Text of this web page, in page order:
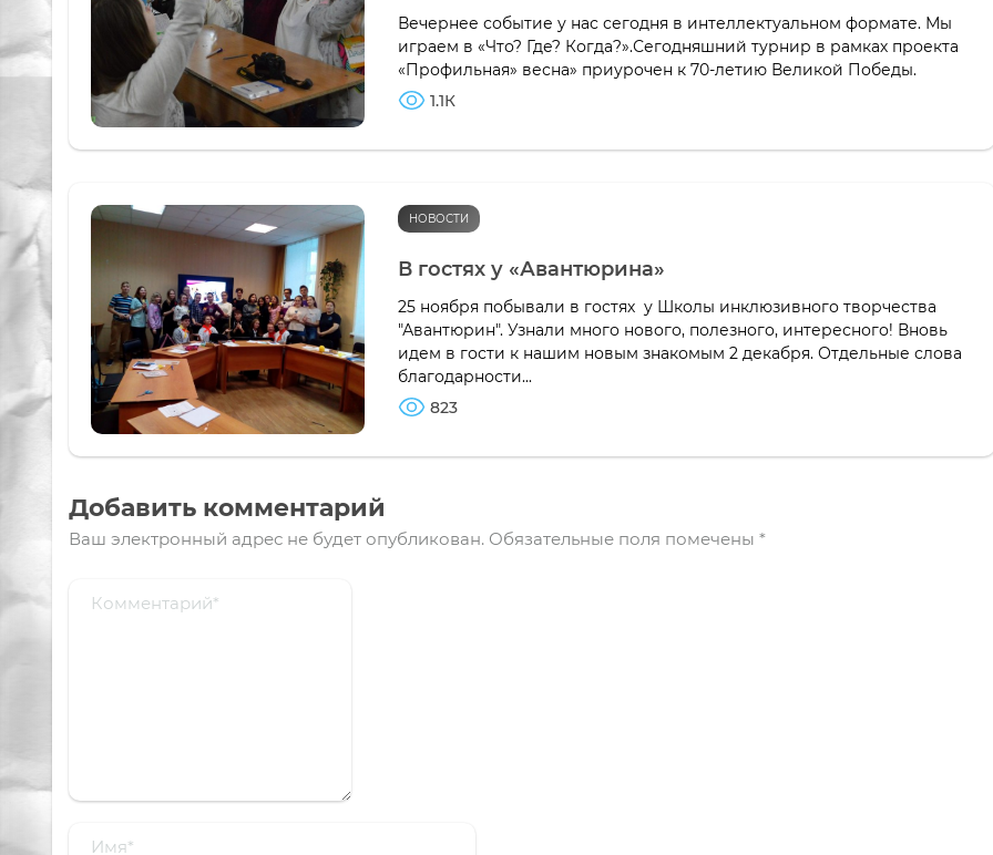
Вечернее событие у нас сегодня в интеллектуальном формате. Мы
играем в «Что? Где? Когда?».Сегодняшний турнир в рамках проекта
«Профильная» весна» приурочен к 70-летию Великой Победы.
1.1К
НОВОСТИ
В гостях у «Авантюрина»
25 ноября побывали в гостях у Школы инклюзивного творчества
"Авантюрин". Узнали много нового, полезного, интересного! Вновь
идем в гости к нашим новым знакомым 2 декабря. Отдельные слова
благодарности...
823
Добавить комментарий
Ваш электронный адрес не будет опубликован. Обязательные поля помечены *